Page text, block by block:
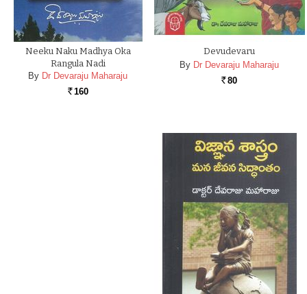
Neeku Naku Madhya Oka
Rangula Nadi
By Dr Devaraju Maharaju
Rs. 160
Devudevaru
By Dr Devaraju Maharaju
Rs. 80